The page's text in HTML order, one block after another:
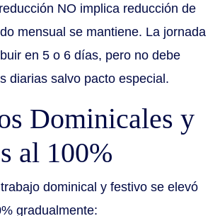
NO implica reducción de
mensual se mantiene. La jornada
en 5 o 6 días, pero no debe
diarias salvo pacto especial.
Dominicales y
al 100%
dominical y festivo se elevó
gradualmente: